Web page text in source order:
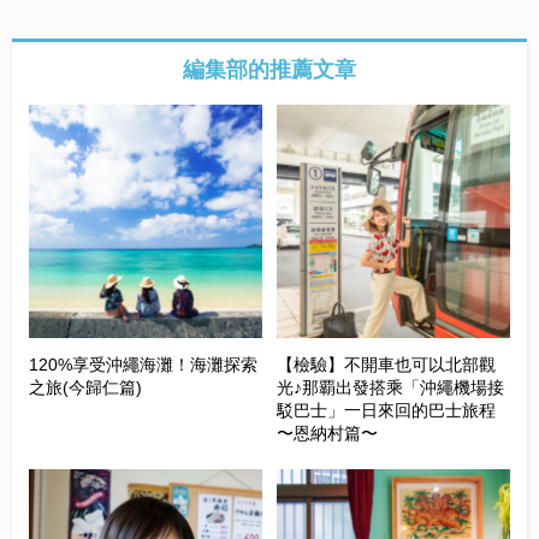
編集部的推薦文章
120%享受沖繩海灘！海灘探索
之旅(今歸仁篇)
【檢驗】不開車也可以北部觀
光♪那覇出發搭乘「沖繩機場接
駁巴士」一日來回的巴士旅程
〜恩納村篇〜